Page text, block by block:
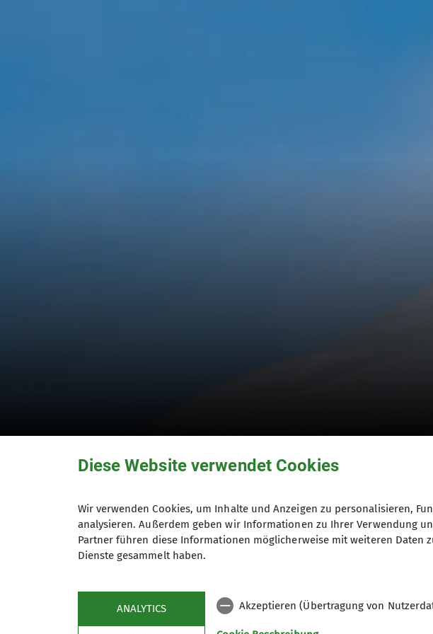
Gletschertouren im Ötztal
Erzählt von Klaus Seebauer
Pioniere und Anekdoten
Diese Website verwendet Cookies
Wir verwenden Cookies, um Inhalte und Anzeigen zu personalisieren,
analysieren. Außerdem geben wir Informationen zu Ihrer Verwendung
Partner führen diese Informationen möglicherweise mit weiteren Daten
Dienste gesammelt haben.
ANALYTICS Akzeptieren (Übertragung von